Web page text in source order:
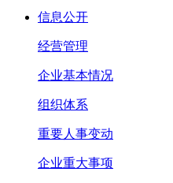
信息公开
经营管理
企业基本情况
组织体系
重要人事变动
企业重大事项